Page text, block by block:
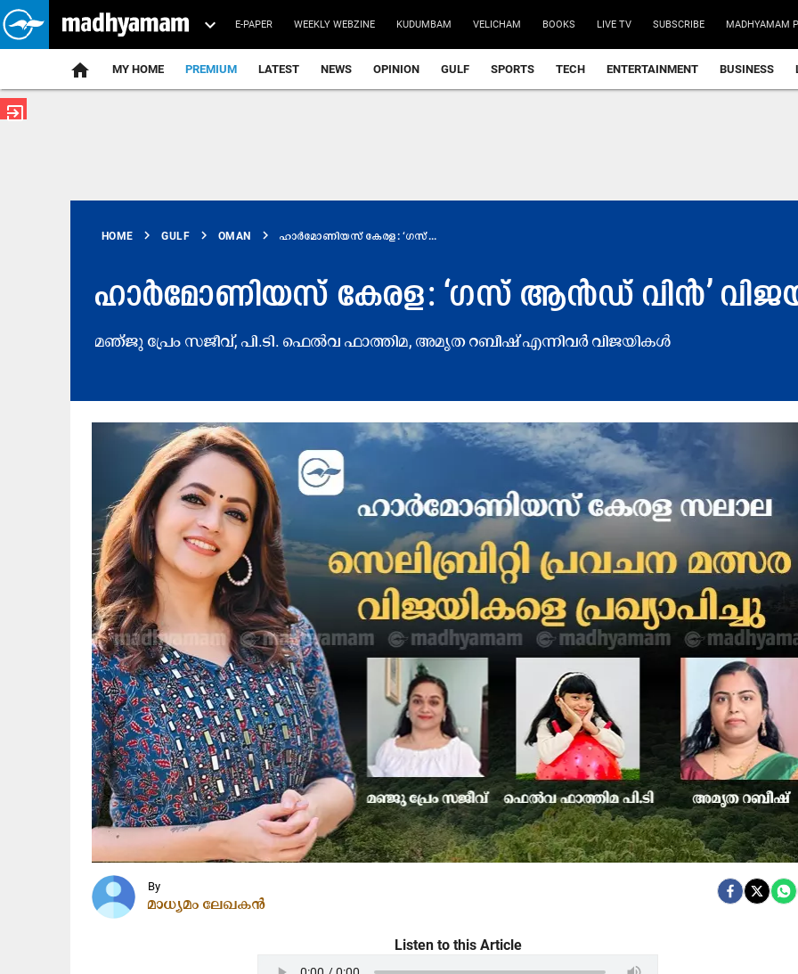
E-PAPER WEEKLY WEBZINE KUDUMBAM VELICHAM BOOKS LIVE TV SUBSCRIBE MADHYAMAM
home MY HOME PREMIUM LATEST NEWS OPINION GULF SPORTS TECH ENTERTAINMENT BUSINESS
exit_to_app
HOME chevron_right GULF chevron_right OMAN chevron_right ഹാർമോണിയസ് കേരള: ‘ഗസ്...
ഹാർമോണിയസ് കേരള: ‘ഗസ് ആൻഡ് വിൻ’
മഞ്ജു പ്രേം സജീവ്, പി.ടി. ഫെൽവ ഫാത്തിമ, അമൃത റബീഷ് എന്നിവർ വിജയികൾ
By
മാധ്യമം ലേഖകൻ
Listen to this Article